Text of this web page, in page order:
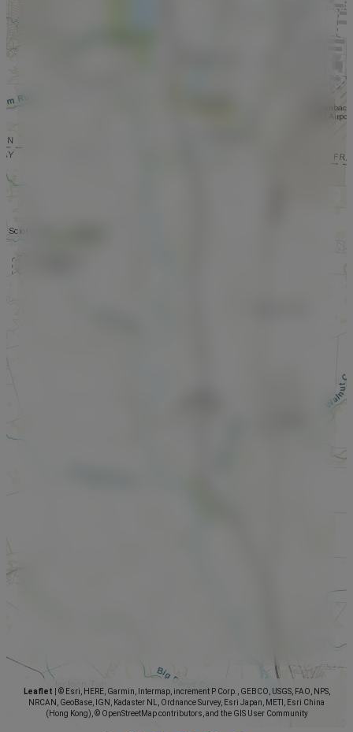
Leaflet
© Esri, HERE, Garmin, Intermap, increment P Corp., GEBCO, USGS, FAO, NPS,
NRCAN, GeoBase, IGN, Kadaster NL, Ordnance Survey, Esri Japan, METI, Esri China
(Hong Kong), © OpenStreetMap contributors, and the GIS User Community